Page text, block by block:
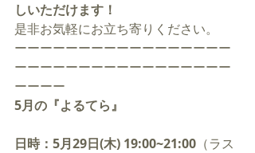
しいただけます！
是非お気軽にお立ち寄りください。
ーーーーーーーーーーーーーーーーー
ーーーーーーーーーーーーーーーーー
ーーーー
5月の『よるてら』
日時：5月29日(木) 19:00~21:00 （ラス